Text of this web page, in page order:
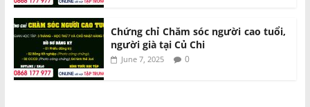
Chứng chỉ Chăm sóc người cao tuổi,
người già tại Củ Chi
June 7, 2025 0